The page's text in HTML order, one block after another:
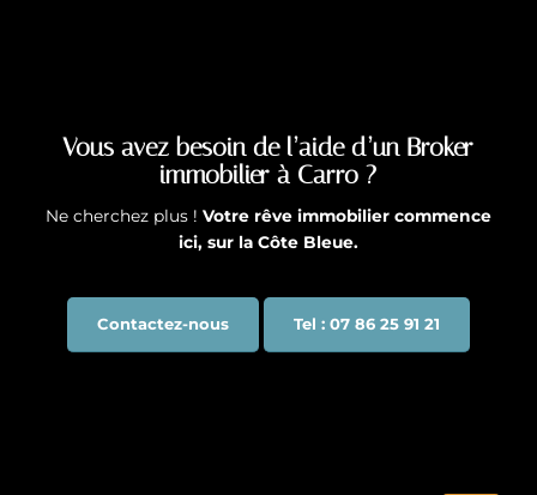
Vous avez besoin de l’aide d’un Broker
immobilier à Carro ?
Ne cherchez plus ! Votre rêve immobilier commence
ici, sur la Côte Bleue.
Contactez-nous Tel : 07 86 25 91 21